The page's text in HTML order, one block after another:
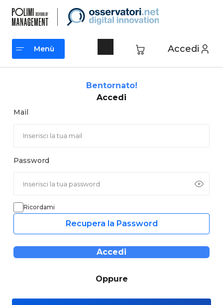
contenuto
Accedi
Menù
Bentornato!
Accedi
Mail
Password
Ricordami
Recupera la Password
Accedi
Oppure